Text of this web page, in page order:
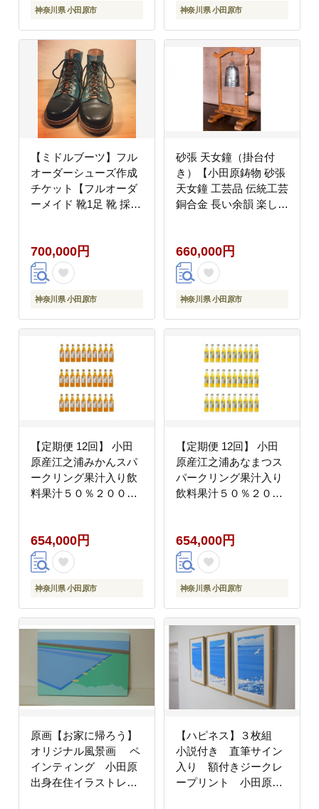
奈川県 小田原市 】
神奈川県 小田原市 市 】
神奈川県 小田原市
【ミドルブーツ】フル
オーダーシューズ作成
チケット【フルオーダ
ーメイド 靴1足 靴 採寸
房 イタリア産 国産 記
念 プレゼント 就職祝い
お祝い 神奈川県 小田原
市 】
700,000円
神奈川県 小田原市
砂張 天女鐘（掛台付
き）【小田原鋳物 砂張
天女鐘 工芸品 伝統工芸
銅合金 長い余韻 楽しめ
製品 プレゼント 神奈川
県 小田原市 】
660,000円
神奈川県 小田原市
【定期便 12回】 小田
原産江之浦みかんスパ
ークリング果汁入り飲
料果汁５０％２００ml
654,000円
神奈川県 小田原市
【定期便 12回】 小田
原産江之浦あなまつス
パークリング果汁入り
飲料果汁５０％２００
654,000円
神奈川県 小田原市
原画【お家に帰ろう】
オリジナル風景画 ペ
インティング 小田原
出身在住イラストレー
【ハピネス】３枚組
小説付き 直筆サイン
入り 額付きジークレ
ープリント 小田原に